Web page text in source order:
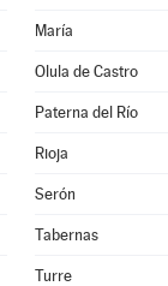
María
Olula de Castro
Paterna del Río
Rioja
Serón
Tabernas
Turre